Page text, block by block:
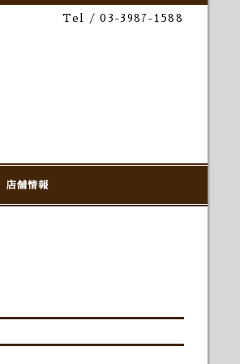
Tel / 03-3987-1588
店舗情報